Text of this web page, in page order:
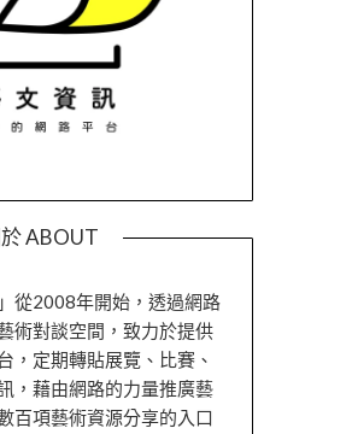
ABOUT
從2008年開始，透過網路
術對談空間，致力於提供
，定期轉貼展覽、比賽、
，藉由網路的力量推廣藝
百項藝術資源分享的入口